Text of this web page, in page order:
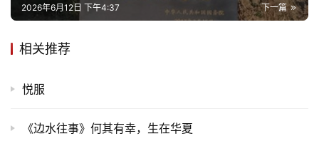
下一篇
2026年6月12日 下午4:37
相关推荐
悦服
《边水往事》何其有幸，生在华夏